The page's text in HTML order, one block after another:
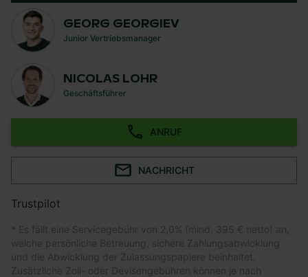
GEORG GEORGIEV
Junior Vertriebsmanager
NICOLAS LOHR
Geschäftsführer
ANRUF
NACHRICHT
Trustpilot
* Es fällt eine Servicegebühr von 2,0% (mind. 395 € netto) an,
welche persönliche Betreuung, sichere Zahlungsabwicklung
und die Abwicklung der Zulassungspapiere beinhaltet.
Zusätzliche Zoll- oder Devisengebühren können je nach